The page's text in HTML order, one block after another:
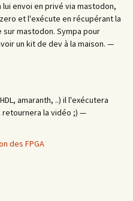
lui envoi en privé via mastodon,
et l'exécute en récupérant la
mastodon. Sympa pour
un kit de dev à la maison. —
amaranth, ..) il l'exécutera
retournera la vidéo ;) —
des FPGA